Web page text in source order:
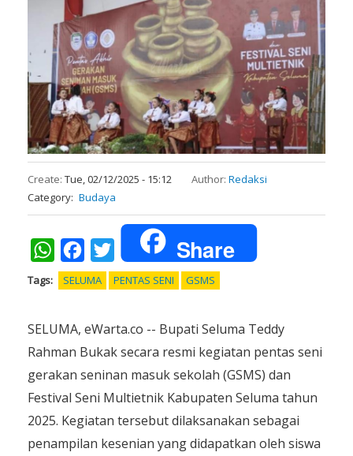
Create: Tue, 02/12/2025 - 15:12 Author: Redaksi
Category Budaya
WhatsAppFacebookTwitter Share
Tags SELUMA PENTAS SENI GSMS
SELUMA, eWarta.co -- Bupati Seluma Teddy
Rahman Bukak secara resmi kegiatan pentas seni
gerakan seninan masuk sekolah (GSMS) dan
Festival Seni Multietnik Kabupaten Seluma tahun
2025. Kegiatan tersebut dilaksanakan sebagai
penampilan kesenian yang didapatkan oleh siswa